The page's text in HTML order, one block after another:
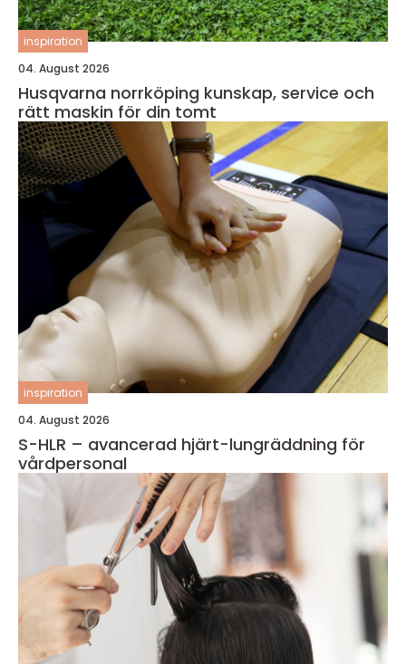
inspiration
04. August 2026
Husqvarna norrköping kunskap, service och
rätt maskin för din tomt
inspiration
04. August 2026
S-HLR – avancerad hjärt-lungräddning för
vårdpersonal